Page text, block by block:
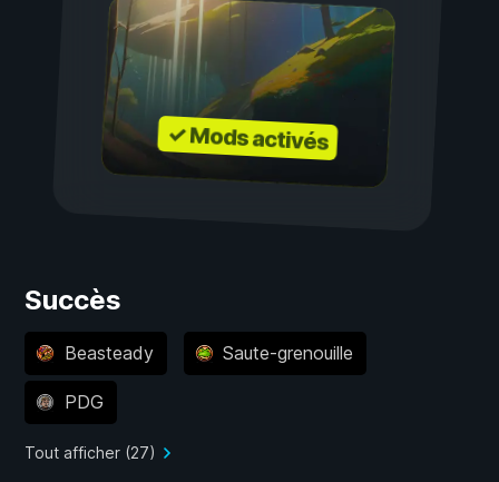
✓ Mods activés
Succès
Beasteady Saute-grenouille
PDG
Tout afficher (27)